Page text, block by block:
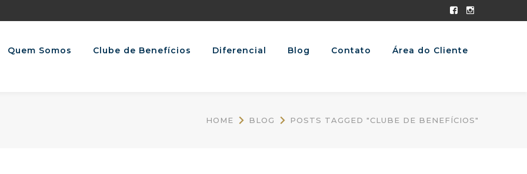
Facebook
Instagram
Quem Somos Clube de Benefícios Diferencial Blog Contato Área do Cliente
HOME BLOG POSTS TAGGED "CLUBE DE BENEFÍCIOS"